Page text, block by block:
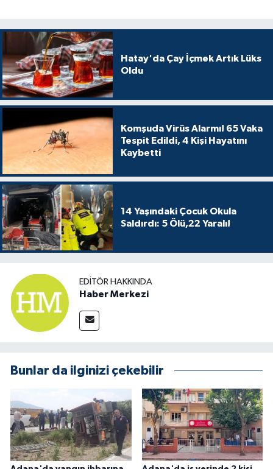
Hatay'da Çay İçmek Artık Lüks
Oldu
Komşuda Virüs Alarmı! 65 Vaka
Tespit Edildi, 4 Kişi Hayatını
Kaybetti
14 Yaşındaki Çocuk Okula
Saldırdı: 5 Ölü,22 Yaralı!
EDITÖR HAKKINDA
Haber Merkezi
Bunlar da ilginizi çekebilir